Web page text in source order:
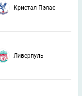
Кристал Пэлас
Ливерпуль